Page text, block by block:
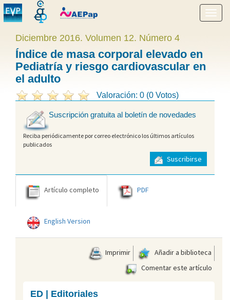
menú
Diciembre 2016. Volumen 12. Número 4
Índice de masa corporal elevado en
Pediatría y riesgo cardiovascular en
el adulto
Valoración: 0 (0 Votos)
Suscripción gratuita al boletín de novedades
Reciba periódicamente por correo electrónico los últimos artículos
publicados
Suscribirse
Artículo completo PDF
English Version
Imprimir
Añadir a biblioteca
Comentar este artículo
ED | Editoriales